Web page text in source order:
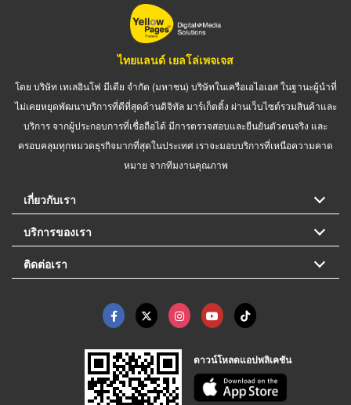
ไทยแลนด์ เยลโล่เพจเจส
โดย บริษัท เทเลอินโฟ มีเดีย จำกัด (มหาชน) บริษัทในเครือเอไอเอส ในฐานะผู้นำที่
ไม่เคยหยุดพัฒนาบริการที่ดีที่สุดด้านดิจิทัล มาร์เก็ตติ้ง ผ่านเว็บไซต์รวมสินค้าและ
บริการ จากผู้ประกอบการที่เชื่อถือได้ มีการตรวจสอบและยืนยันตัวตนจริง และ
ครอบคลุมทุกหมวดธุรกิจมากที่สุดในประเทศ เราจะมอบบริการที่เหนือความคาด
หมาย จากทีมงานคุณภาพ
เกี่ยวกับเรา
บริการของเรา
ติดต่อเรา
ดาวน์โหลดแอปพลิเคชัน